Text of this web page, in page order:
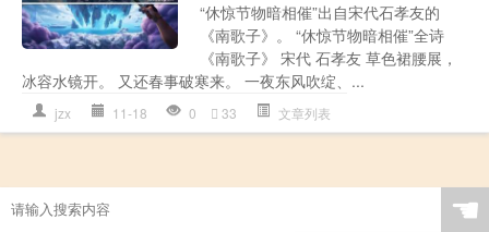
“休惊节物暗相催”出自宋代石孝友的
《南歌子》。 “休惊节物暗相催”全诗
《南歌子》 宋代 石孝友 草色裙腰展，
冰容水镜开。 又还春事破寒来。 一夜东风吹绽、...
jzx 11-18 0 33 文章列表
☚